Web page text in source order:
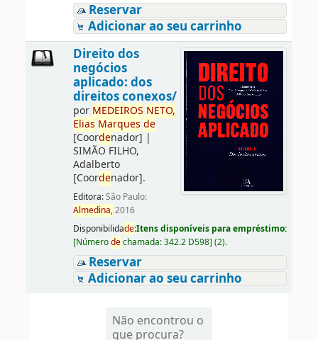
Reservar
Adicionar ao seu carrinho
Direito dos
negócios
aplicado: dos
direitos conexos/
por MEDEIROS NETO,
Elias Marques de
[Coordenador] |
SIMÃO FILHO,
Adalberto
[Coordenador].
Editora:São Paulo:
Almedina,2016
Disponibilidade:Itens disponíveis para empréstimo:
[Númerodechamada:342.2 D598] (2).
Reservar
Adicionar ao seu carrinho
Não encontrou o
que procura?